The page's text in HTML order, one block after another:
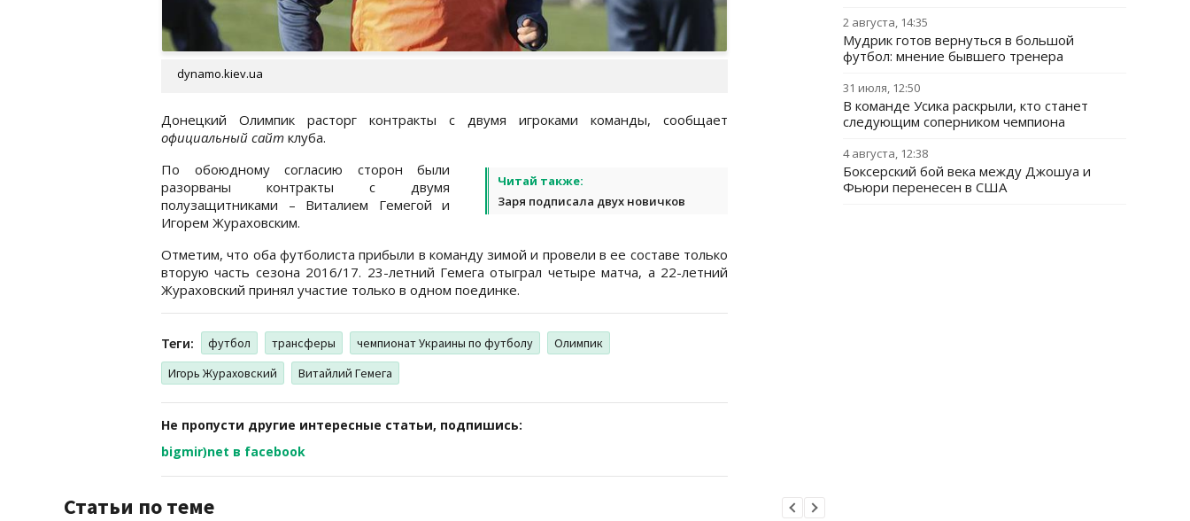
dynamo.kiev.ua
Донецкий Олимпик расторг контракты с двумя игроками команды, сообщает
официальный сайт клуба.
Читай также:
Заря подписала двух новичков
По обоюдному согласию сторон были
разорваны контракты с двумя
полузащитниками – Виталием Гемегой и
Игорем Жураховским.
Отметим, что оба футболиста прибыли в команду зимой и провели в ее составе только
вторую часть сезона 2016/17. 23-летний Гемега отыграл четыре матча, а 22-летний
Жураховский принял участие только в одном поединке.
Теги: футбол трансферы чемпионат Украины по футболу
Олимпик
Игорь Жураховский
Витайлий Гемега
Не пропусти другие интересные статьи, подпишись:
bigmir)net в facebook
Статьи по теме
2 августа, 14:35
Мудрик готов вернуться в большой
футбол: мнение бывшего тренера
31 июля, 12:50
В команде Усика раскрыли, кто станет
следующим соперником чемпиона
4 августа, 12:38
Боксерский бой века между Джошуа и
Фьюри перенесен в США